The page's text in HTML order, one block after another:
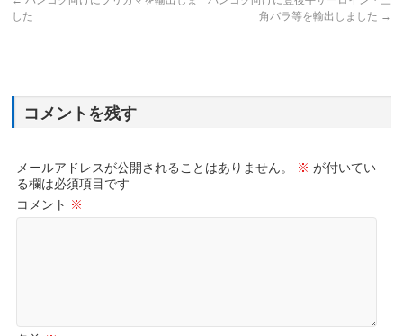
した
角バラ等を輸出しました →
コメントを残す
メールアドレスが公開されることはありません。 ※ が付いてい
る欄は必須項目です
コメント ※